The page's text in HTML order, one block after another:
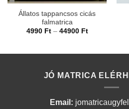
Állatos tappancsos cicás
falmatrica
4990 Ft – 44900 FtÁrtartomány:
JÓ MATRICA
Email: